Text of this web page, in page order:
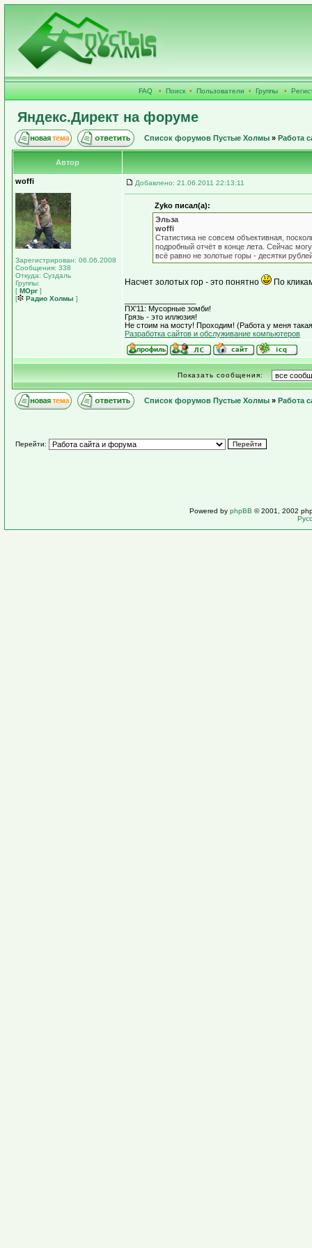
FAQ • Поиск • Пользователи • Группы •
Яндекс.Директ на форуме
Список форумов Пустые Холмы » Работа
Автор
woffi
Зарегистрирован: 06.06.2008
Сообщения: 338
Откуда: Суздаль
Группы:
[ МОрг ]
[
Радио Холмы ]
Добавлено: 21.06.2011 22:13:11
Zyko писал(а):
Эльза
woffi
Статистика не совсем объективная,
подробный отчёт в конце лета. Сейчас
всё равно не золотые горы - десятки
Насчет золотых гор - это понятно По
ПХ'11: Мусорные зомби!
Грязь - это иллюзия!
Не стоим на мосту! Проходим! (Работа у меня
Разработка сайтов и обслуживание компьютеров
Показать сообщения:
Список форумов Пустые Холмы » Работа
Перейти:
Powered by phpBB © 2001, 2002